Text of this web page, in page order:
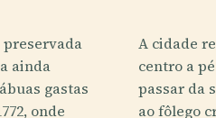
preservada
ainda
gastas
onde
A cidade
centro a
passar da
ao fôlego